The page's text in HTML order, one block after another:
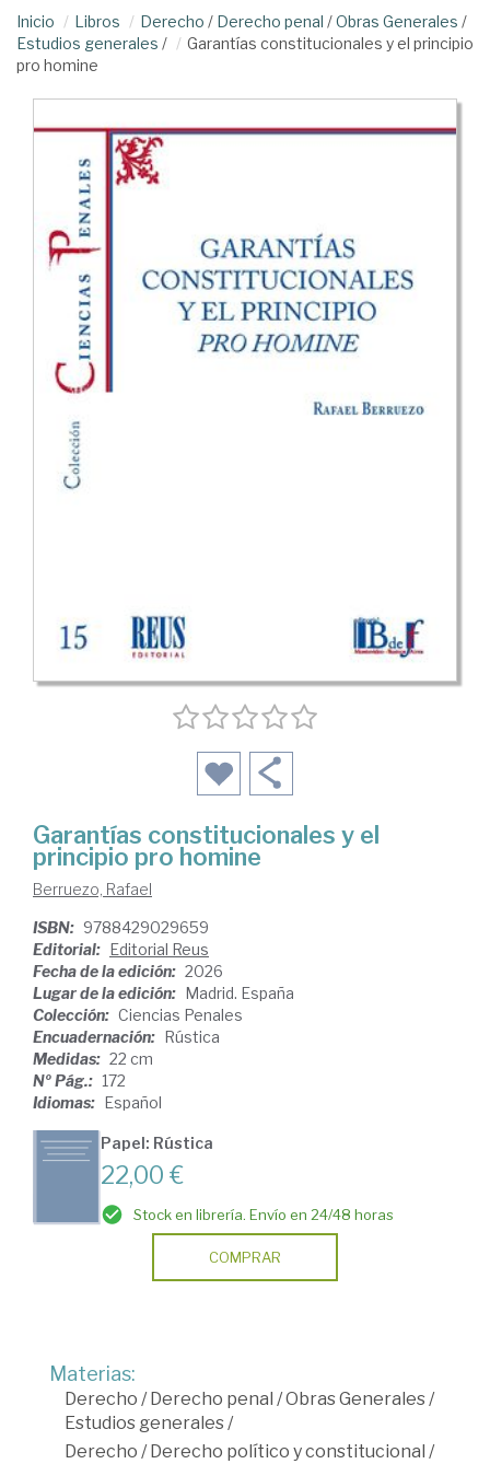
Inicio Libros Derecho / Derecho penal /Obras Generales /
Estudios generales /
Garantías constitucionales y el principio
pro homine
Garantías constitucionales y el
principio pro homine
Berruezo, Rafael
ISBN: 9788429029659
Editorial: Editorial Reus
Fecha de la edición: 2026
Lugar de la edición: Madrid. España
Colección: Ciencias Penales
Encuadernación: Rústica
Medidas: 22 cm
Nº Pág.: 172
Idiomas: Español
Papel: Rústica
22,00 €
Stock en librería. Envío en 24/48 horas
COMPRAR
Materias:
Derecho / Derecho penal /Obras Generales/
Estudios generales/
Derecho / Derecho político y constitucional /